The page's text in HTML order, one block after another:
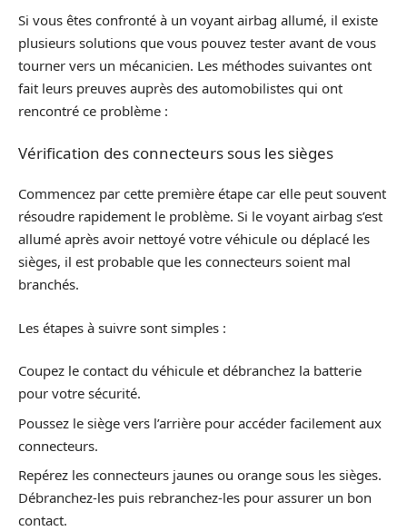
Si vous êtes confronté à un voyant airbag allumé, il existe
plusieurs solutions que vous pouvez tester avant de vous
tourner vers un mécanicien. Les méthodes suivantes ont
fait leurs preuves auprès des automobilistes qui ont
rencontré ce problème :
Vérification des connecteurs sous les sièges
Commencez par cette première étape car elle peut souvent
résoudre rapidement le problème. Si le voyant airbag s’est
allumé après avoir nettoyé votre véhicule ou déplacé les
sièges, il est probable que les connecteurs soient mal
branchés.
Les étapes à suivre sont simples :
Coupez le contact du véhicule et débranchez la batterie
pour votre sécurité.
Poussez le siège vers l’arrière pour accéder facilement aux
connecteurs.
Repérez les connecteurs jaunes ou orange sous les sièges.
Débranchez-les puis rebranchez-les pour assurer un bon
contact.